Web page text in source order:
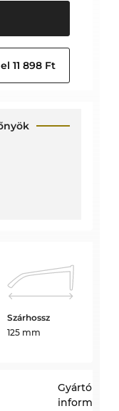
el 11 898 Ft
Szárhossz
125 mm
Gyártói
információk